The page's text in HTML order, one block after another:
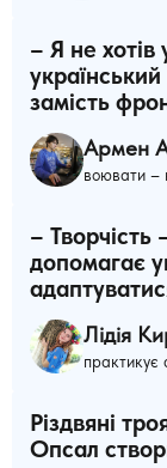
– Я не
замість
Армен
воювати –
–
допомагає
Лідія
практикує
Різдвяні
Опсал